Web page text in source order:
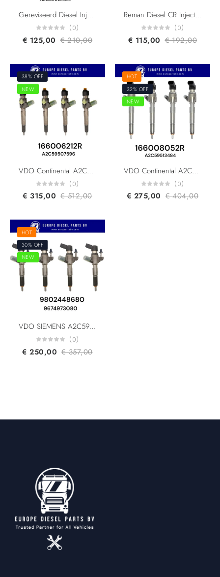
Gereviseerd Diesel Injector VDO Continental A2C59513484 H8200704191 8200903034 166008052R 1660000Q1F 166004305R 5WS40536 For Renault Dacia Nissan 1.5DCI K9K
(0)
€ 125,00 €210,00
Reman Diesel CR Injector VDO SIEMENS A2C59513556 Peugeot Ford Citroen PSA 9802448680 9674973080 5WS40677 AV6Q-9F593-AA
(0)
€ 115,00 €192,00
38% OFF
NEW
VDO Continental A2C59507596 H8201100113 Mercedes A6070700687 Renault Nissan Dacia166006212R 166006526R 1660000Q1W Diesel Injector
(0)
€ 315,00 €512,00
HOT
32% OFF
NEW
VDO Continental A2C59513484 H8200704191 8200903034 Renault Dacia Nissan 166008052R 1660000Q1F 166004305R 5WS40536 Diesel Injector
(0)
€ 275,00 €404,00
HOT
30% OFF
NEW
VDO SIEMENS A2C59513556 Peugeot Ford Citroen PSA 9802448680 9674973080 5WS40677 AV6Q-9F593-AA Diesel CR Injector
(0)
€ 250,00 €357,00